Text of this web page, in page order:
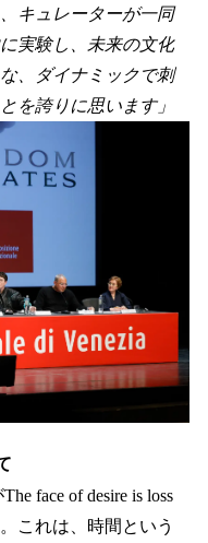
キュレーターが一同
実験し、未来の文化
、ダイナミックで刺
を誇りに思います」
face of desire is loss
これは、時間という